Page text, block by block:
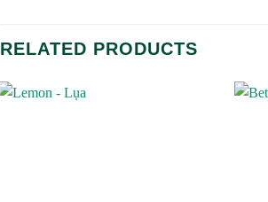
RELATED PRODUCTS